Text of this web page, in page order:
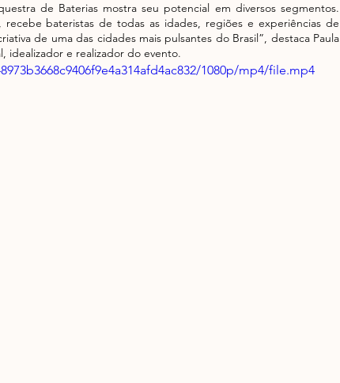
de Baterias mostra seu potencial em diversos segmentos.
bateristas de todas as idades, regiões e experiências de
de uma das cidades mais pulsantes do Brasil”, destaca Paula
idealizador e realizador do evento.
1080p/mp4/file.mp4